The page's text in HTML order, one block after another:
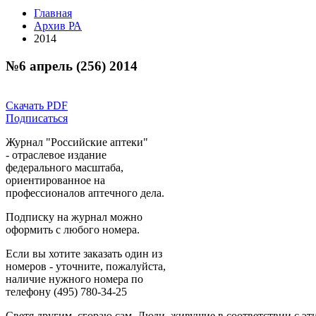
Главная
Архив РА
2014
№6 апрель (256) 2014
Скачать PDF
Подписаться
Журнал "Российские аптеки"
- отраслевое издание
федерального масштаба,
ориентированное на
профессионалов аптечного дела.
Подписку на журнал можно
оформить с любого номера.
Если вы хотите заказать один из
номеров - уточните, пожалуйста,
наличие нужного номера по
телефону (495) 780-34-25